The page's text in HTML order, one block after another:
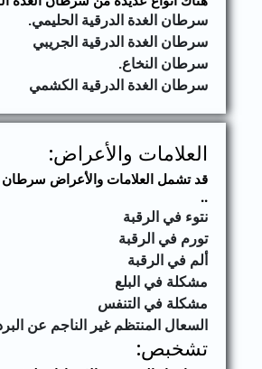
سرطان الغدة الدرقية الحليمي.
سرطان الغدة الدرقية الجريبي
سرطان النخاع.
سرطان الغدة الدرقية الكشمي
العلامات والأعراض:
قد تشمل العلامات والأعراض سرطان
..
نتوء في الرقبة
تورم في الرقبة
ألم في الرقبة
مشكلة في البلع
مشكلة في التنفس
السعال المنتظم غير الناجم عن
تشخبص: